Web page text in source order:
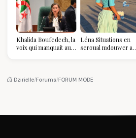
Khalida Boufedech, la
voix qui manquait au
Léna Situations en
seroual mdouwer au
pièce mode de l'été
Dzirielle/Forums/FORUM MODE